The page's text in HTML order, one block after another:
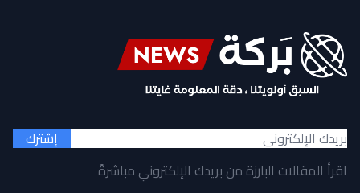
إشترك
اقرأ المقالات البارزة من بريدك الإلكتروني مباشرةً